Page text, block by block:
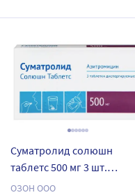
Суматролид солюшн
таблетс 500 мг 3 шт.
таблетки диспергируемые
ОЗОН ООО